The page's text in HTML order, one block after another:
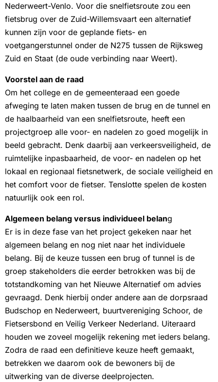
Nederweert-Venlo. Voor die snelfietsroute zou een
fietsbrug over de Zuid-Willemsvaart een alternatief
kunnen zijn voor de geplande fiets- en
voetgangerstunnel onder de N275 tussen de Rijksweg
Zuid en Staat (de oude verbinding naar Weert).
Voorstel aan de raad
Om het college en de gemeenteraad een goede
afweging te laten maken tussen de brug en de tunnel en
de haalbaarheid van een snelfietsroute, heeft een
projectgroep alle voor- en nadelen zo goed mogelijk in
beeld gebracht. Denk daarbij aan verkeersveiligheid, de
ruimtelijke inpasbaarheid, de voor- en nadelen op het
lokaal en regionaal fietsnetwerk, de sociale veiligheid en
het comfort voor de fietser. Tenslotte spelen de kosten
natuurlijk ook een rol.
Algemeen belang versus individueel belang
Er is in deze fase van het project gekeken naar het
algemeen belang en nog niet naar het individuele
belang. Bij de keuze tussen een brug of tunnel is de
groep stakeholders die eerder betrokken was bij de
totstandkoming van het Nieuwe Alternatief om advies
gevraagd. Denk hierbij onder andere aan de dorpsraad
Budschop en Nederweert, buurtvereniging Schoor, de
Fietsersbond en Veilig Verkeer Nederland. Uiteraard
houden we zoveel mogelijk rekening met ieders belang.
Zodra de raad een definitieve keuze heeft gemaakt,
betrekken we daarom ook de bewoners bij de
uitwerking van de diverse deelprojecten.